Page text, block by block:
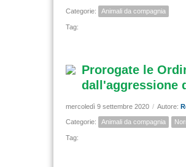
Categorie: Animali da compagnia
Tag:
Prorogate le
dall'aggressione
mercoledì 9 settembre 2020 / Autore:
Categorie: Animali da compagnia
Tag: